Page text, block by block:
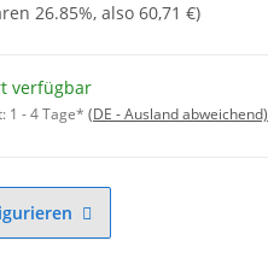
26.85%, also 60,71 €)
verfügbar
1 - 4 Tage* (DE - Ausland abweichend)